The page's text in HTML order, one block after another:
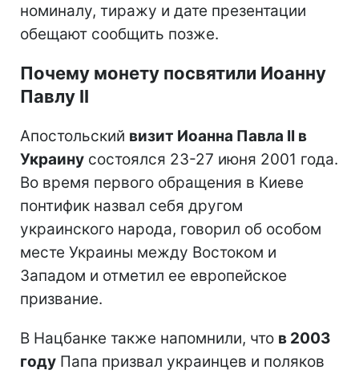
номиналу, тиражу и дате презентации
обещают сообщить позже.
Почему монету посвятили Иоанну
Павлу II
Апостольский визит Иоанна Павла II в
Украину состоялся 23-27 июня 2001 года.
Во время первого обращения в Киеве
понтифик назвал себя другом
украинского народа, говорил об особом
месте Украины между Востоком и
Западом и отметил ее европейское
призвание.
В Нацбанке также напомнили, что в 2003
году Папа призвал украинцев и поляков